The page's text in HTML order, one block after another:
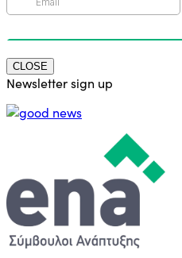
CLOSE
Newsletter sign up